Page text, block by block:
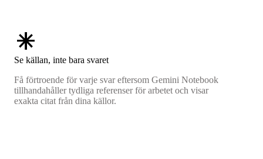
asterisk
Se källan, inte bara svaret
Få förtroende för varje svar eftersom Gemini Notebook
tillhandahåller tydliga referenser för arbetet och visar
exakta citat från dina källor.